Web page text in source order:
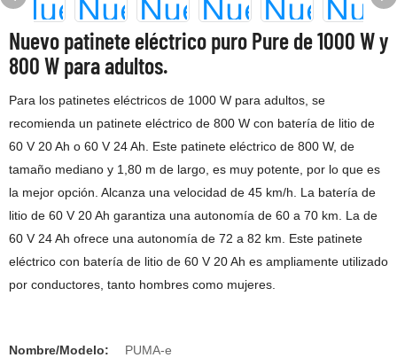
Nuevo patinete eléctrico puro Pure de 1000 W y
800 W para adultos.
Para los patinetes eléctricos de 1000 W para adultos, se
recomienda un patinete eléctrico de 800 W con batería de litio de
60 V 20 Ah o 60 V 24 Ah. Este patinete eléctrico de 800 W, de
tamaño mediano y 1,80 m de largo, es muy potente, por lo que es
la mejor opción. Alcanza una velocidad de 45 km/h. La batería de
litio de 60 V 20 Ah garantiza una autonomía de 60 a 70 km. La de
60 V 24 Ah ofrece una autonomía de 72 a 82 km. Este patinete
eléctrico con batería de litio de 60 V 20 Ah es ampliamente utilizado
por conductores, tanto hombres como mujeres.
Nombre/Modelo: PUMA-e